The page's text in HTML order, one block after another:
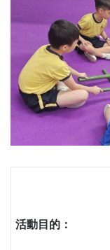
活動目的：